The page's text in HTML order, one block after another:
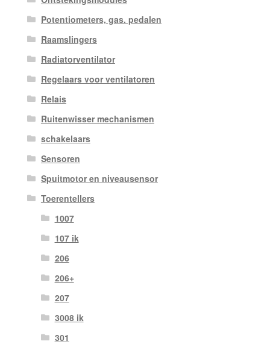
Potentiometers, gas. pedalen
Raamslingers
Radiatorventilator
Regelaars voor ventilatoren
Relais
Ruitenwisser mechanismen
schakelaars
Sensoren
Spuitmotor en niveausensor
Toerentellers
1007
107 ik
206
206+
207
3008 ik
301